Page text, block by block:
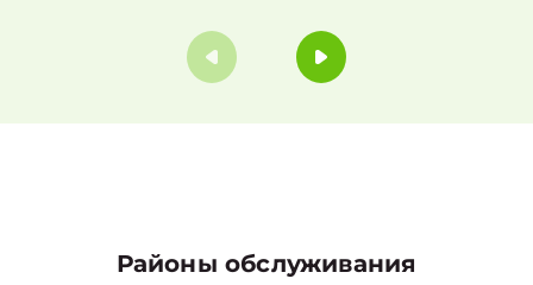
Районы обслуживания